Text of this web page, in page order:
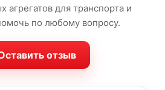
агрегатов для транспорта и
по любому вопросу.
отзыв